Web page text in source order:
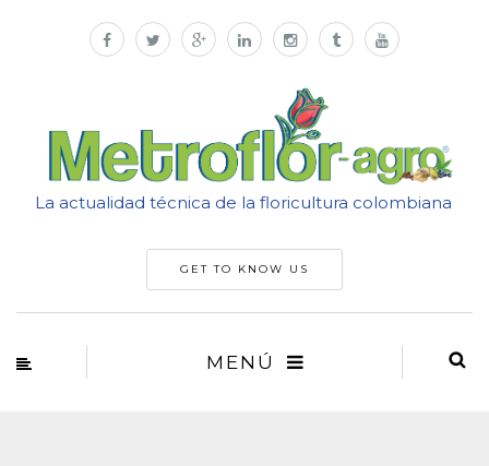
La actualidad técnica de la floricultura colombiana
GET TO KNOW US
MENÚ